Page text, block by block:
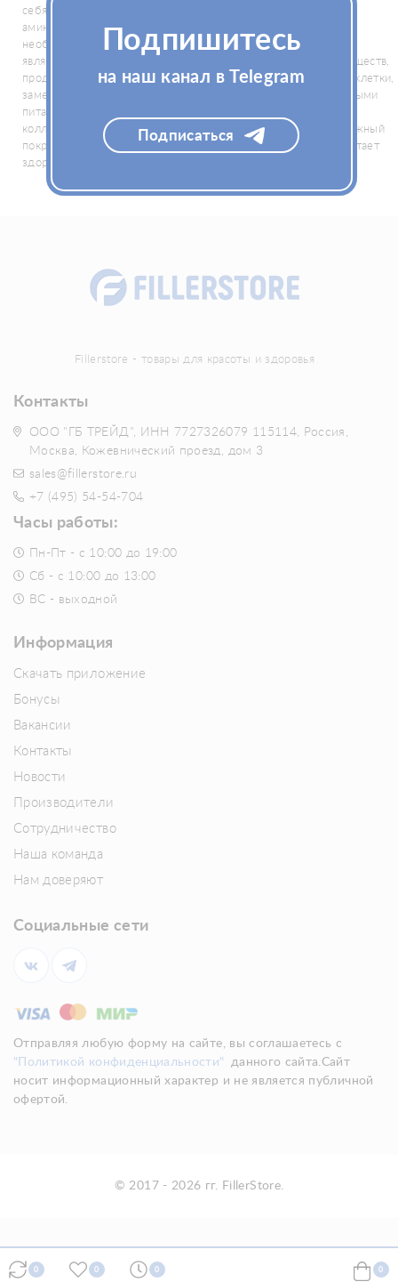
себя косметические средства с входящими в состав
аминокислотами, витаминами, коэнзимами и прочими
необходимыми коже элементами, главной задачей которых
является обеспечение анти-эйдж эффекта. За счет своих веществ,
продукты увлажняют дерму, регенерируют поврежденные клетки,
замедляют процессы старения, наполняют кожу необходимыми
питательными веществами, а также обеспечивают защиту
коллагена и эластина от разрушения и т.д. Как результат, кожный
покров становится гладким, упругим и эластичным, приобретает
здоровый и сияющий вид.
Fillerstore - товары для красоты и здоровья
Контакты
ООО "ГБ ТРЕЙД", ИНН 7727326079 115114, Россия,
Москва, Кожевнический проезд, дом 3
sales@fillerstore.ru
+7 (495) 54-54-704
Часы работы:
Пн-Пт - с 10:00 до 19:00
Сб - с 10:00 до 13:00
ВС - выходной
Информация
Скачать приложение
Бонусы
Вакансии
Контакты
Новости
Производители
Сотрудничество
Наша команда
Нам доверяют
Социальные сети
Отправляя любую форму на сайте, вы соглашаетесь с
"Политикой конфиденциальности"
данного сайта.Сайт
носит информационный характер и не является публичной
офертой.
© 2017 - 2026 гг. FillerStore.
0 0 0 0
Подпишитесь
на наш канал в Telegram
Подписаться